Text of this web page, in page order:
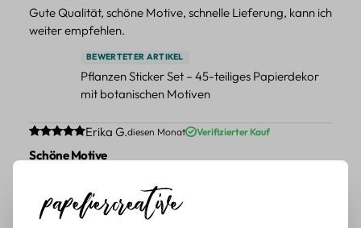
Gute Qualität, schöne Motive, schnelle Lieferung, kann ich
weiter empfehlen.
BEWERTETER ARTIKEL
Pflanzen Sticker Set – 45-teiliges Papierdekor
mit botanischen Motiven
Durchschnittliche Bewertung von 5 von 5 Sternen
Erika G.diesen Monat Verifizierter Kauf
Schöne Motive
würde sie wieder kaufen.
BEWERTETER ARTIKEL